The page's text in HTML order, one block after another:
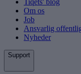
Om os
Job
Ansvarlig
Nyheder
Support